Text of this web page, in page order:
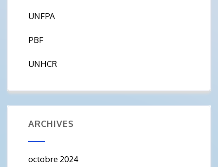
UNFPA
PBF
UNHCR
ARCHIVES
octobre 2024